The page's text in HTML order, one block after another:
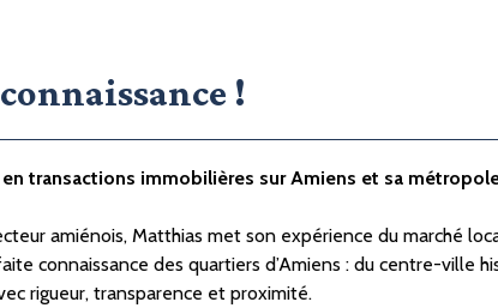
connaissance !
transactions immobilières sur Amiens et sa
amiénois, Matthias met son expérience du marché
connaissance des quartiers d’Amiens : du centre-ville
rigueur, transparence et proximité.